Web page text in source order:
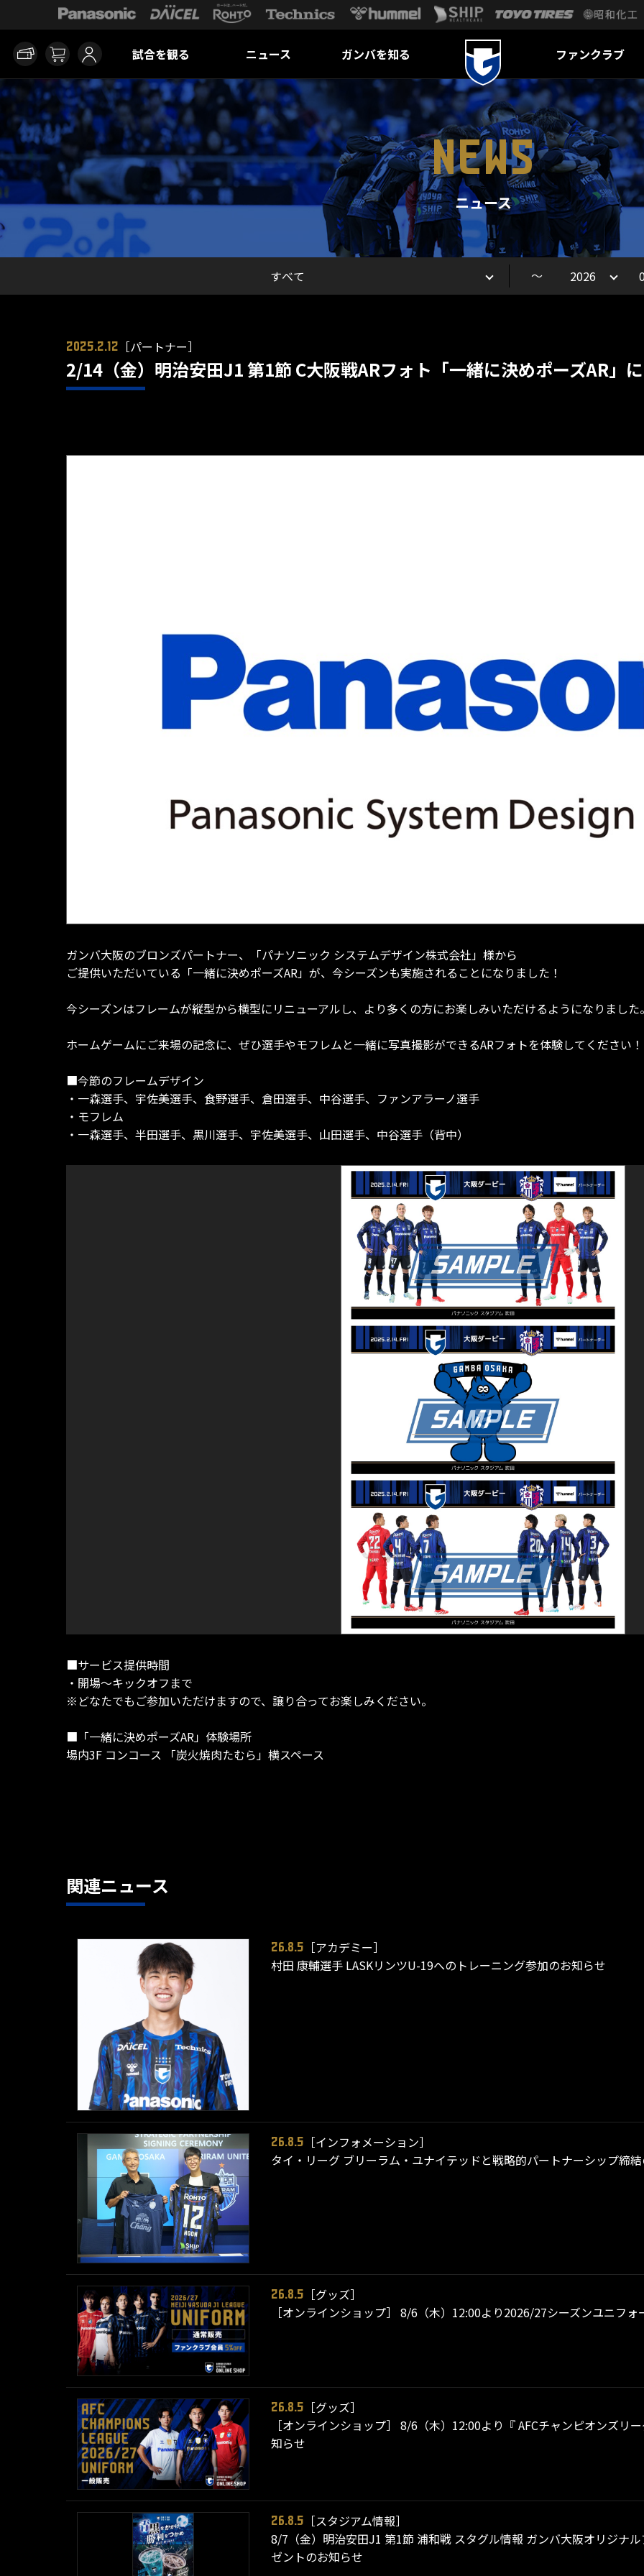
試合を観る ニュース ガンバを知る ファンクラブ
NEWS
ニュース
～
2025.2.12 ［パートナー］
2/14（金）明治安田J1 第1節 C大阪戦ARフォト「一緒に決めポーズAR」
ガンバ大阪のブロンズパートナー、「パナソニック システムデザイン株式会社」様から
ご提供いただいている「一緒に決めポーズAR」が、今シーズンも実施されることになりました！
今シーズンはフレームが縦型から横型にリニューアルし、より多くの方にお楽しみいただけるようになりました
ホームゲームにご来場の記念に、ぜひ選手やモフレムと一緒に写真撮影ができるARフォトを体験してください！
■今節のフレームデザイン
・一森選手、宇佐美選手、食野選手、倉田選手、中谷選手、ファンアラーノ選手
・モフレム
・一森選手、半田選手、黒川選手、宇佐美選手、山田選手、中谷選手（背中）
■サービス提供時間
・開場～キックオフまで
※どなたでもご参加いただけますので、譲り合ってお楽しみください。
■「一緒に決めポーズAR」体験場所
場内3F コンコース 「炭火焼肉たむら」横スペース
関連ニュース
26.8.5
［アカデミー］
村田 康輔選手 LASKリンツU-19へのトレーニング参加のお知らせ
26.8.5
［インフォメーション］
タイ・リーグ ブリーラム・ユナイテッドと戦略的パートナーシップ締
26.8.5
［グッズ］
［オンラインショップ］ 8/6（木）12:00より2026/27シーズンユニフ
26.8.5
［グッズ］
［オンラインショップ］ 8/6（木）12:00より『 AFCチャンピオンズリ
知らせ
26.8.5
［スタジアム情報］
8/7（金）明治安田J1 第1節 浦和戦 スタグル情報 ガンバ大阪オリジナ
ゼントのお知らせ